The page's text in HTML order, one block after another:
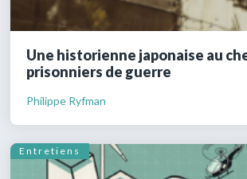
Une historienne japonaise au
prisonniers de guerre
Philippe Ryfman
Entretiens